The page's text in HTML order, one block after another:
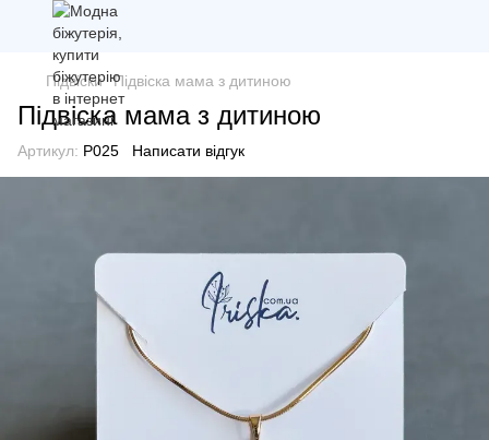
Підвіски Підвіска мама з дитиною
Підвіска мама з дитиною
Артикул: P025 Написати відгук